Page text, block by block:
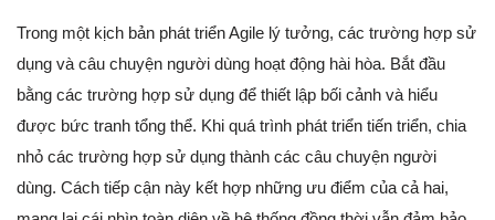
Trong một kịch bản phát triển Agile lý tưởng, các trường hợp sử
dụng và câu chuyện người dùng hoạt động hài hòa. Bắt đầu
bằng các trường hợp sử dụng để thiết lập bối cảnh và hiểu
được bức tranh tổng thể. Khi quá trình phát triển tiến triển, chia
nhỏ các trường hợp sử dụng thành các câu chuyện người
dùng. Cách tiếp cận này kết hợp những ưu điểm của cả hai,